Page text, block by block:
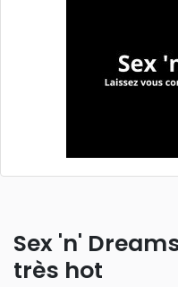
Sex 'n'
très hot